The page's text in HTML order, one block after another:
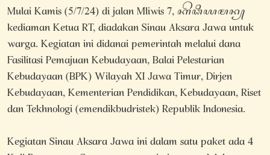
Mulai Kamis (5/7/24) di jalan Mliwis 7, ꦏꦼꦣꦶꦪꦩꦤ꧀
kediaman Ketua RT, diadakan Sinau Aksara Jawa untuk
warga. Kegiatan ini didanai pemerintah melalui dana
Fasilitasi Pemajuan Kebudayaan, Balai Pelestarian
Kebudayaan (BPK) Wilayah XI Jawa Timur, Dirjen
Kebudayaan, Kementerian Pendidikan, Kebudayaan, Riset
dan Tekhnologi (emendikbudristek) Republik Indonesia.
Kegiatan Sinau Aksara Jawa ini dalam satu paket ada 4